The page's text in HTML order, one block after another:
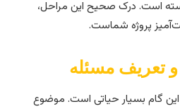
درک صحیح این مراحل،
پروژه شماست.
مسئله
بسیار حیاتی است. موضوع